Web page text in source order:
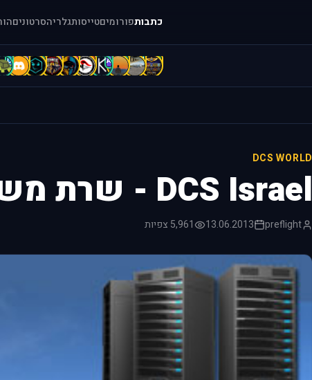
כתבותפורומיםטייסותגלריהסרטונים
=
[
A
A
A
A
b
B
B
C
DCS WORLD
DCS Israel - שרת משחק
preflight
13.06.2013 5,961 צפיות